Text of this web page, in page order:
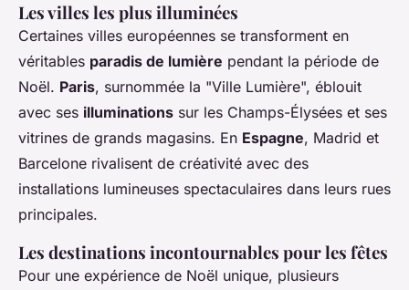
Les villes les plus illuminées
Certaines villes européennes se transforment en
véritables paradis de lumière pendant la période de
Noël. Paris, surnommée la "Ville Lumière", éblouit
avec ses illuminations sur les Champs-Élysées et ses
vitrines de grands magasins. En Espagne, Madrid et
Barcelone rivalisent de créativité avec des
installations lumineuses spectaculaires dans leurs rues
principales.
Les destinations incontournables pour les fêtes
Pour une expérience de Noël unique, plusieurs